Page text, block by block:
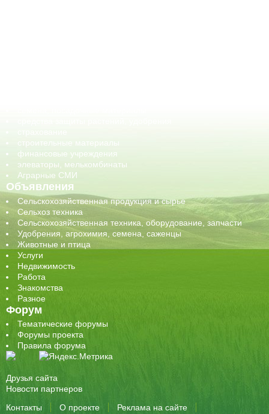
строительные материалы
финансовые учреждения
элеваторы, мелькомбинаты
Аграрные СМИ
Объявления
Сельскохозяйственная продукция и сырье
Сельхоз техника
Сельскохозяйственная техника, оборудование, запчасти
Удобрения, агрохимия, семена, саженцы
Животные и птица
Услуги
Недвижимость
Работа
Знакомства
Разное
Форум
Тематические форумы
Форумы проекта
Правила форума
Друзья сайта
Новости партнеров
Контакты
О проекте Реклама на сайте